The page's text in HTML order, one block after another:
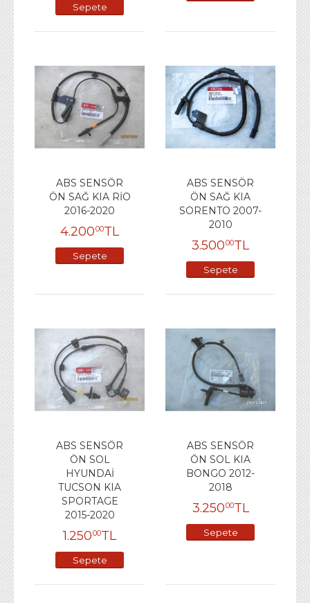
Sepete
ABS SENSÖR
ÖN SAĞ KIA RİO
2016-2020
4.20000TL
Sepete
ABS SENSÖR
ÖN SAĞ KIA
SORENTO 2007-
2010
3.50000TL
Sepete
ABS SENSÖR
ÖN SOL
HYUNDAİ
TUCSON KIA
SPORTAGE
2015-2020
1.25000TL
Sepete
ABS SENSÖR
ÖN SOL KIA
BONGO 2012-
2018
3.25000TL
Sepete